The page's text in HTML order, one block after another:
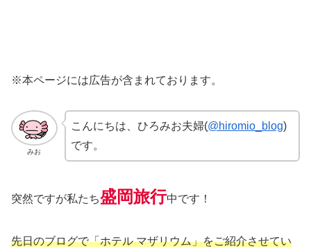
※本ページには広告が含まれております。
みお
こんにちは、ひろみお夫婦(@hiromio_blog)
です。
突然ですが私たち盛岡旅行中です！
先日のブログで「ホテル マザリウム」をご紹介させてい